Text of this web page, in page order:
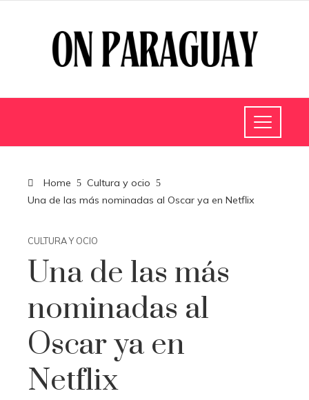
Home
Cultura y ocio
Una de las más nominadas al Oscar ya en Netflix
CULTURA Y OCIO
Una de las más
nominadas al
Oscar ya en
Netflix